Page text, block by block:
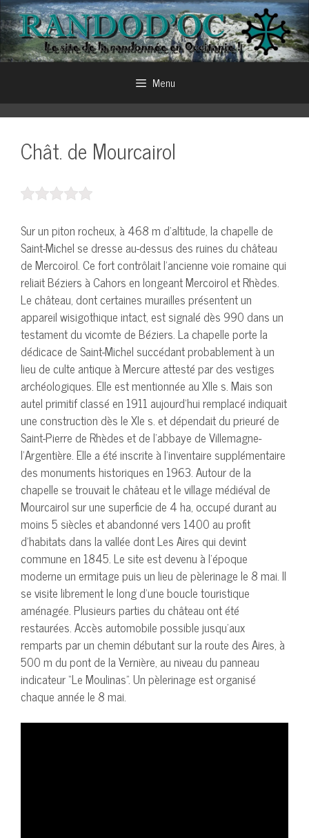
Aller
au
contenu
Menu
Chât. de Mourcairol
Sur un piton rocheux, à 468 m d’altitude, la chapelle de
Saint-Michel se dresse au-dessus des ruines du château
de Mercoirol. Ce fort contrôlait l’ancienne voie romaine qui
reliait Béziers à Cahors en longeant Mercoirol et Rhèdes.
Le château, dont certaines murailles présentent un
appareil wisigothique intact, est signalé dès 990 dans un
testament du vicomte de Béziers. La chapelle porte la
dédicace de Saint-Michel succédant probablement à un
lieu de culte antique à Mercure attesté par des vestiges
archéologiques. Elle est mentionnée au XIIe s. Mais son
autel primitif classé en 1911 aujourd’hui remplacé indiquait
une construction dès le XIe s. et dépendait du prieuré de
Saint-Pierre de Rhèdes et de l’abbaye de Villemagne-
l’Argentière. Elle a été inscrite à l’inventaire supplémentaire
des monuments historiques en 1963. Autour de la
chapelle se trouvait le château et le village médiéval de
Mourcairol sur une superficie de 4 ha, occupé durant au
moins 5 siècles et abandonné vers 1400 au profit
d’habitats dans la vallée dont Les Aires qui devint
commune en 1845. Le site est devenu à l’époque
moderne un ermitage puis un lieu de pèlerinage le 8 mai. Il
se visite librement le long d’une boucle touristique
aménagée. Plusieurs parties du château ont été
restaurées. Accès automobile possible jusqu’aux
remparts par un chemin débutant sur la route des Aires, à
500 m du pont de la Vernière, au niveau du panneau
indicateur “Le Moulinas”. Un pèlerinage est organisé
chaque année le 8 mai.